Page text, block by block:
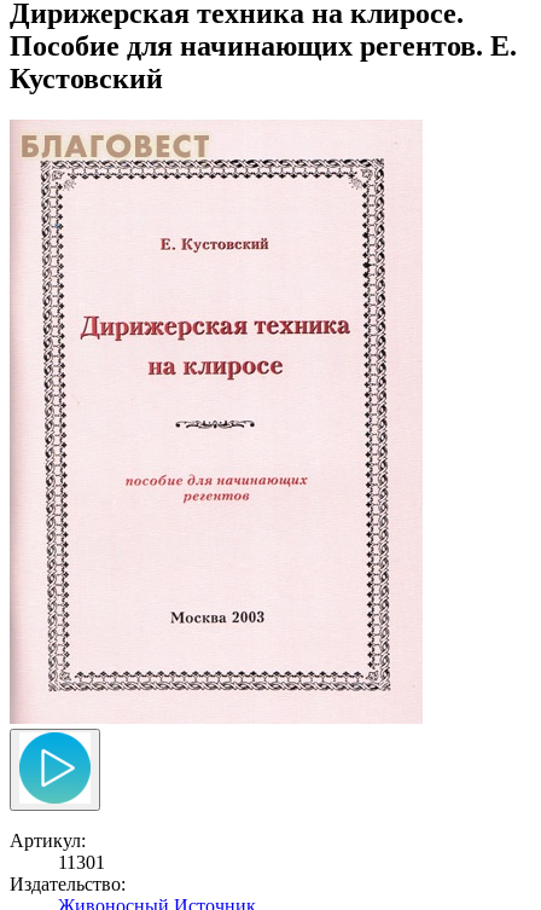
Дирижерская техника на клиросе.
Пособие для начинающих регентов. Е.
Кустовский
Артикул:
11301
Издательство:
Живоносный Источник